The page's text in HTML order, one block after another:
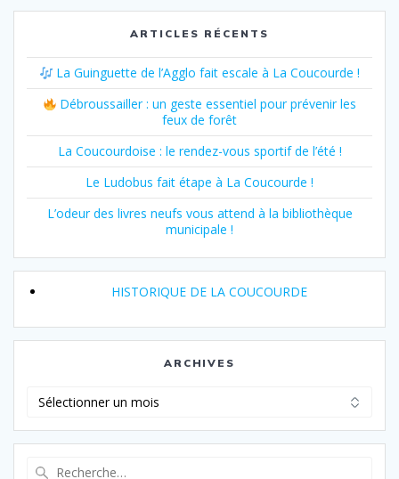
l’article
ARTICLES RÉCENTS
La Guinguette de l’Agglo fait escale à La Coucourde !
Débroussailler : un geste essentiel pour prévenir les
feux de forêt
La Coucourdoise : le rendez-vous sportif de l’été !
Le Ludobus fait étape à La Coucourde !
L’odeur des livres neufs vous attend à la bibliothèque
municipale !
HISTORIQUE DE LA COUCOURDE
ARCHIVES